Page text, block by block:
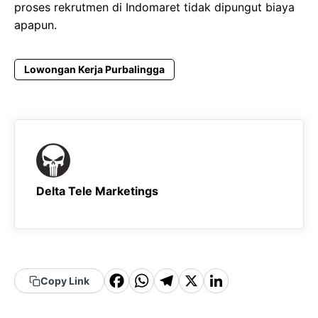
proses rekrutmen di Indomaret tidak dipungut biaya
apapun.
Lowongan Kerja Purbalingga
Delta Tele Marketings
Copy Link
F WT X Li